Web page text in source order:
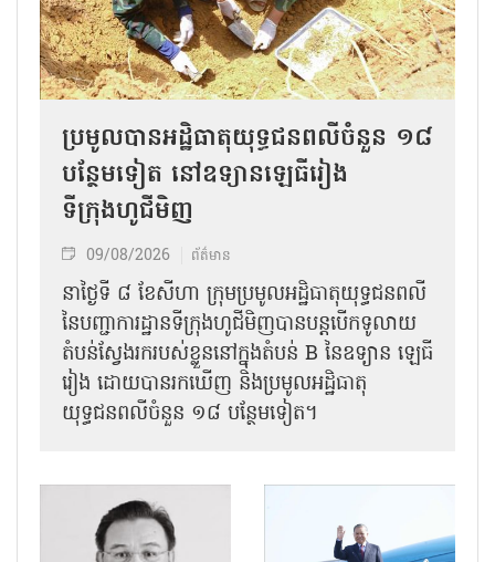
ប្រមូលបានអដ្ឋិធាតុយុទ្ធជនពលីចំនួន ១៨
បន្ថែមទៀត នៅឧទ្យានឡេធីរៀង
ទីក្រុងហូជីមិញ
09/08/2026 ព័ត៌មាន
នាថ្ងៃទី ៨ ខែសីហា ក្រុមប្រមូលអដ្ឋិធាតុយុទ្ធជនពលី
នៃបញ្ជាការដ្ឋានទីក្រុងហូជីមិញបានបន្តបើកទូលាយ
តំបន់ស្វែងរករបស់ខ្លួននៅក្នុងតំបន់ B នៃឧទ្យាន ឡេធី
រៀង ដោយបានរកឃើញ និងប្រមូលអដ្ឋិធាតុ
យុទ្ធជនពលីចំនួន ១៨ បន្ថែមទៀត។